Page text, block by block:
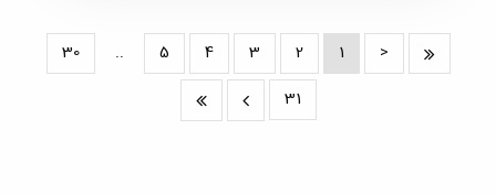
<
1
2
3
4
5
..
30
31